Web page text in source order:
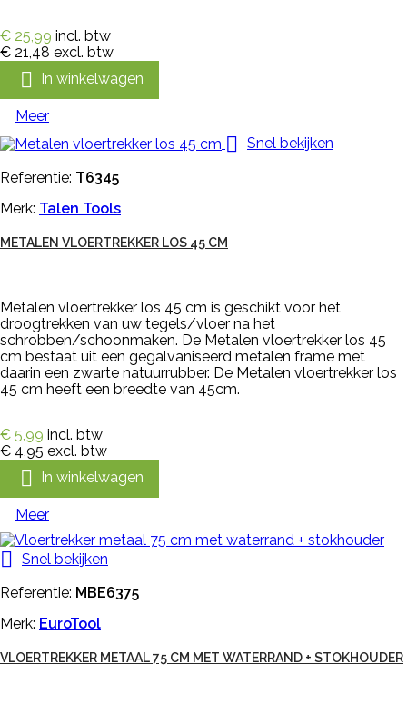
€ 25,99 incl. btw
€ 21,48 excl. btw
 In winkelwagen
Meer
 Snel bekijken
Referentie: T6345
Merk: Talen Tools
METALEN VLOERTREKKER LOS 45 CM
Metalen vloertrekker los 45 cm is geschikt voor het
droogtrekken van uw tegels/vloer na het
schrobben/schoonmaken. De Metalen vloertrekker los 45
cm bestaat uit een gegalvaniseerd metalen frame met
daarin een zwarte natuurrubber. De Metalen vloertrekker los
45 cm heeft een breedte van 45cm.
€ 5,99 incl. btw
€ 4,95 excl. btw
 In winkelwagen
Meer

Snel bekijken
Referentie: MBE6375
Merk: EuroTool
VLOERTREKKER METAAL 75 CM MET WATERRAND + STOKHOUDER